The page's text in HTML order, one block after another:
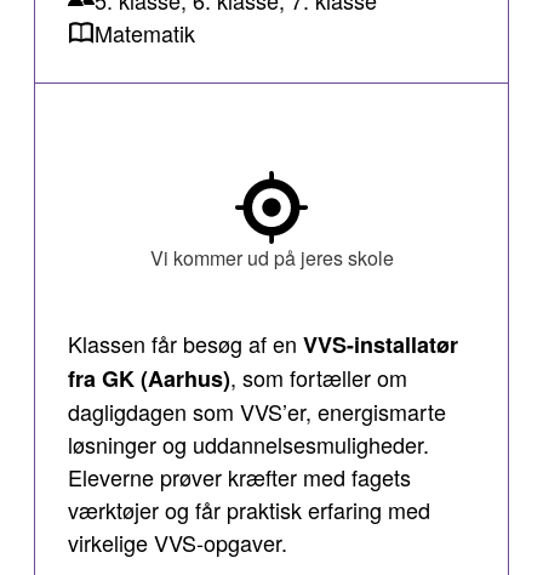
Matematik
Vi kommer ud på jeres skole
Klassen får besøg af en VVS-installatør
fra GK (Aarhus), som fortæller om
dagligdagen som VVS’er, energismarte
løsninger og uddannelsesmuligheder.
Eleverne prøver kræfter med fagets
værktøjer og får praktisk erfaring med
virkelige VVS-opgaver.